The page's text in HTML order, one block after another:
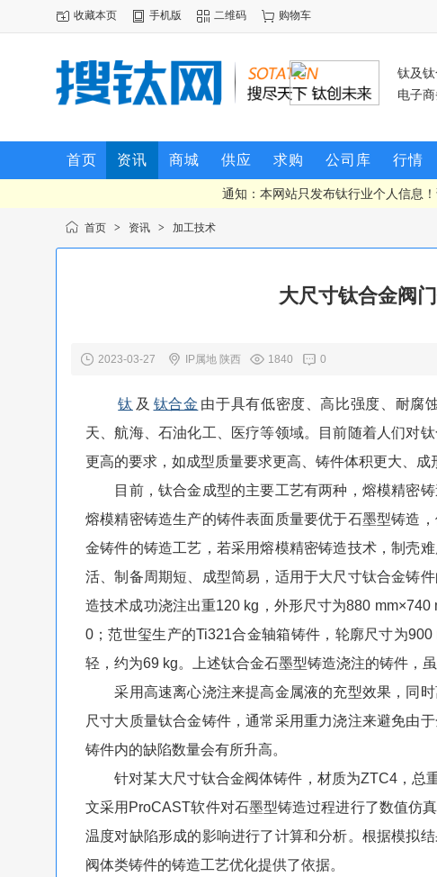
收藏本页 手机版 二维码 购物车
钛及
电子
首页 资讯 商城 供应 求购 公司库 行情
通知：本网站只发布钛行业个人信息
首页 > 资讯 > 加工技术
大尺寸钛合金阀
2023-03-27 IP属地 陕西 1840 0
钛 及 钛合金 由于具有低密度、高比强度、耐腐
天、航海、石油化工、医疗等领域。目前随着人们对
更高的要求，如成型质量要求更高、铸件体积更大、成
目前，钛合金成型的主要工艺有两种，熔模精密铸
熔模精密铸造生产的铸件表面质量要优于石墨型铸造
金铸件的铸造工艺，若采用熔模精密铸造技术，制壳
活、制备周期短、成型简易，适用于大尺寸钛合金铸
造技术成功浇注出重120 kg，外形尺寸为880
0；范世玺生产的Ti321合金轴箱铸件，轮廓尺寸为
轻，约为69 kg。上述钛合金石墨型铸造浇注的铸件，
采用高速离心浇注来提高金属液的充型效果，同时
尺寸大质量钛合金铸件，通常采用重力浇注来避免由
铸件内的缺陷数量会有所升高。
针对某大尺寸钛合金阀体铸件，材质为ZTC4，总
文采用ProCAST软件对石墨型铸造过程进行了数值仿
温度对缺陷形成的影响进行了计算和分析。根据模拟
阀体类铸件的铸造工艺优化提供了依据。